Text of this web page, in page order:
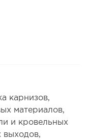
карнизов,
материалов,
и кровельных
выходов,